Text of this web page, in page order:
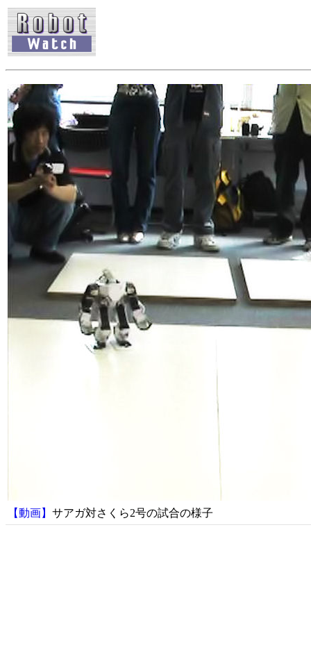
【動画】 サアガ対さくら2号の試合の様子